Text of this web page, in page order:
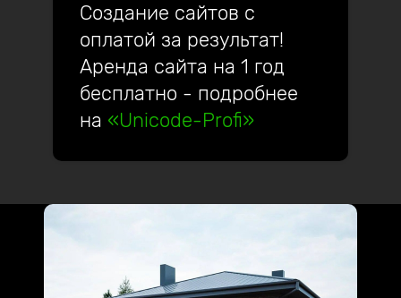
Создание сайтов с
оплатой за результат!
Аренда сайта на 1 год
бесплатно - подробнее
на «Unicode-Profi»